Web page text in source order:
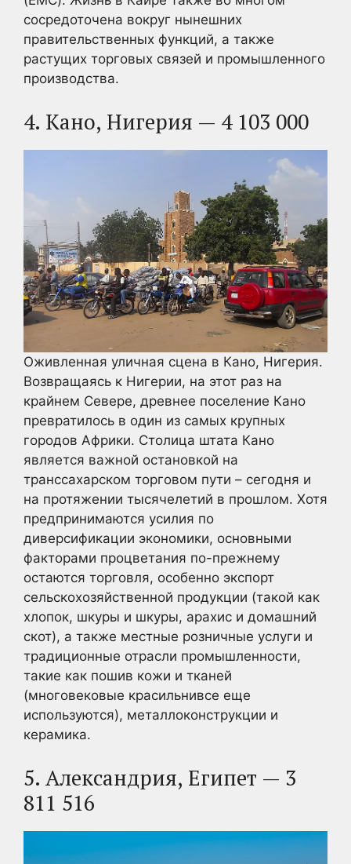
сосредоточена вокруг нынешних
правительственных функций, а также
растущих торговых связей и промышленного
производства.
4. Кано, Нигерия — 4 103 000
Оживленная уличная сцена в Кано, Нигерия.
Возвращаясь к Нигерии, на этот раз на
крайнем Севере, древнее поселение Кано
превратилось в один из самых крупных
городов Африки. Столица штата Кано
является важной остановкой на
транссахарском торговом пути – сегодня и
на протяжении тысячелетий в прошлом. Хотя
предпринимаются усилия по
диверсификации экономики, основными
факторами процветания по-прежнему
остаются торговля, особенно экспорт
сельскохозяйственной продукции (такой как
хлопок, шкуры и шкуры, арахис и домашний
скот), а также местные розничные услуги и
традиционные отрасли промышленности,
такие как пошив кожи и тканей
(многовековые красильнивсе еще
используются), металлоконструкции и
керамика.
5. Александрия, Египет — 3
811 516